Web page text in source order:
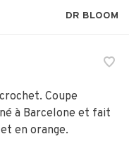
DR BLOOM
Coupe
à Barcelone et fait
en orange.